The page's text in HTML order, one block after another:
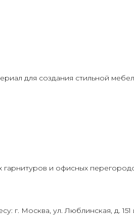
для создания стильной
гарнитуров и офисных
г. Москва, ул. Люблинская, д.